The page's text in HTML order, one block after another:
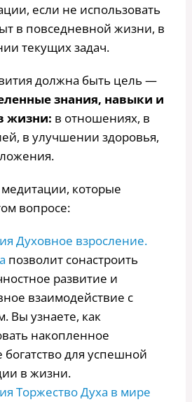
если не использовать
в повседневной жизни, в
текущих задач.
должна быть цель —
знания, навыки и
жизни: в отношениях, в
в улучшении здоровья,
которые
вопросе:
Духовное взросление.
позволит сонастроить
развитие и
взаимодействие с
Вы узнаете, как
накопленное
богатство для успешной
в жизни.
Торжество Духа в мире